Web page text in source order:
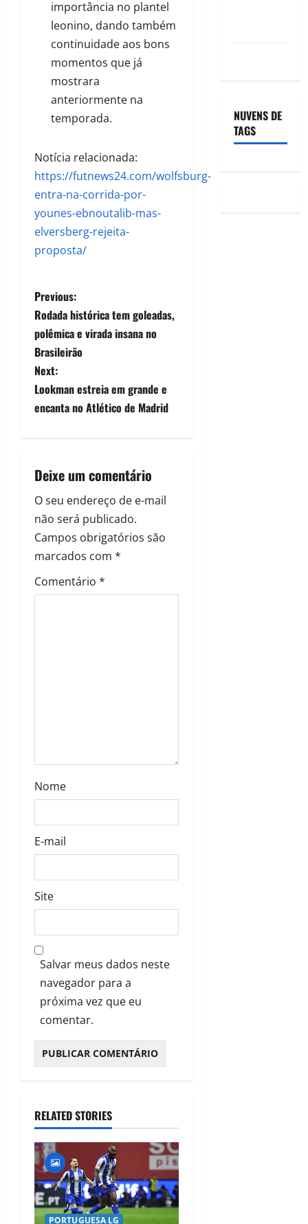
importância no plantel
leonino, dando também
continuidade aos bons
momentos que já
mostrara
anteriormente na
temporada.
Notícia relacionada:
https://futnews24.com/wolfsburg-
entra-na-corrida-por-
younes-ebnoutalib-mas-
elversberg-rejeita-
proposta/
Previous:
Rodada histórica tem goleadas,
polêmica e virada insana no
Brasileirão
Next:
Lookman estreia em grande e
encanta no Atlético de Madrid
Deixe um comentário
O seu endereço de e-mail
não será publicado.
Campos obrigatórios são
marcados com *
Comentário *
Nome
E-mail
Site
Salvar meus dados neste
navegador para a
próxima vez que eu
comentar.
RELATED STORIES
PORTUGUESA LG
NUVENS DE
TAGS